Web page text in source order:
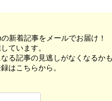
新着記事をメールでお届け！
ています。
る記事の見逃しがなくなるか
はこちらから。